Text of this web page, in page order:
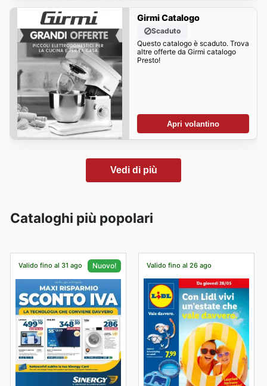
Girmi Catalogo
Scaduto
Questo catalogo è scaduto. Trova
altre offerte da Girmi catalogo
Presto!
Apri volantino
Vedi di più
Cataloghi più popolari
Valido fino al 31 ago Nuovo! Valido fino al 26 ago